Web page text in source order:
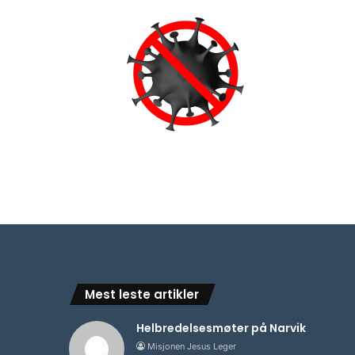
Mest leste artikler
Helbredelsesmøter på Narvik
Misjonen Jesus Leger